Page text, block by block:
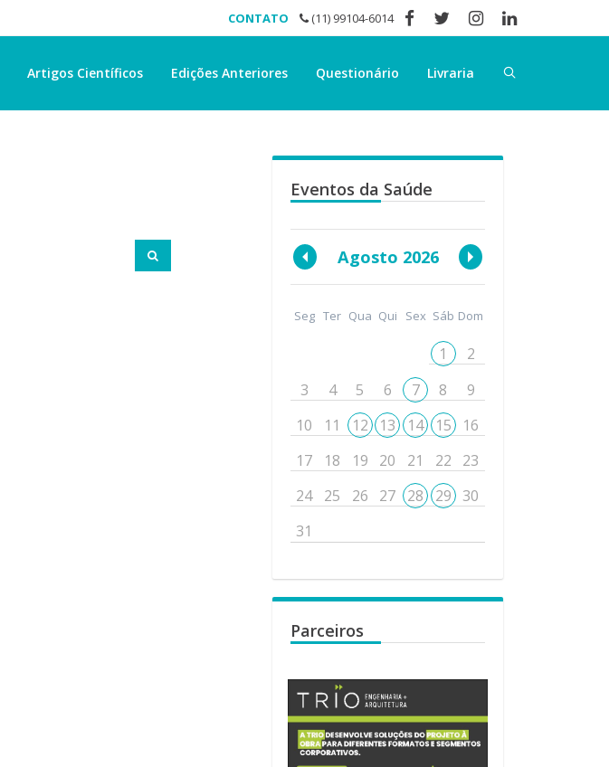
CONTATO (11) 99104-6014
Artigos Científicos Edições Anteriores Questionário Livraria
Eventos da Saúde
Agosto 2026
Seg Ter Qua Qui Sex Sáb Dom
1
2
3
4 5 6 7 8
9
10
11 12 13 14 15
16
17
18 19 20 21 22
23
24
25 26 27 28 29
30
31
Parceiros